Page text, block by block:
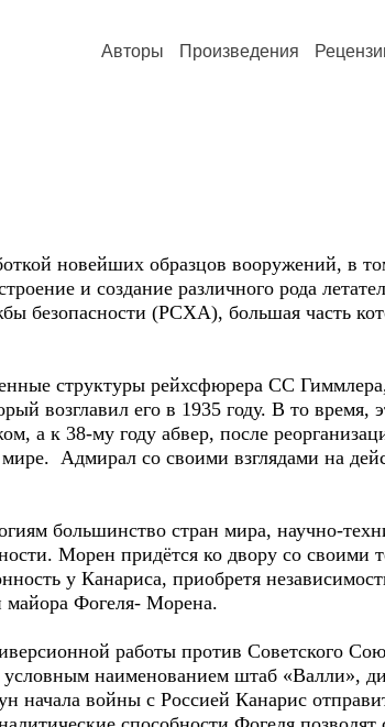
Авторы Произведения
новейших образцов вооружений, в
и создание различного рода
безопасности (РСХА), большая часть
структуры рейхсфюрера СС
возглавил его в 1935 году. В то время,
а к 38-му году абвер, после
Адмирал со своими взглядами на
большинство стран мира, научно-
Морен придётся ко двору со своими
у Канариса, приобретя
майора Фогеля- Морена.
работы против Советского
условным наименованием штаб «Валли»,
начала войны с Россией Канарис